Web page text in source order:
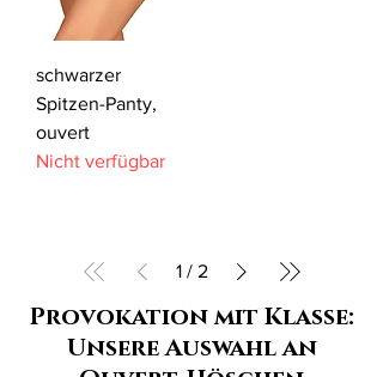
schwarzer
Spitzen-Panty,
ouvert
Nicht verfügbar
1 / 2
Provokation mit Klasse:
Unsere Auswahl an